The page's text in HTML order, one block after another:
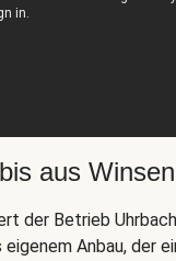
aus Winsen
der Betrieb
eigenem Anbau, der